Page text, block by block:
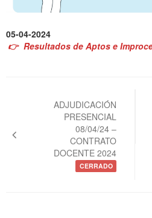
05-04-2024
👉 Resultados de Aptos e
entradas
ADJUDICACIÓN
PRESENCIAL
08/04/24 –
CONTRATO
DOCENTE 2024
CERRADO